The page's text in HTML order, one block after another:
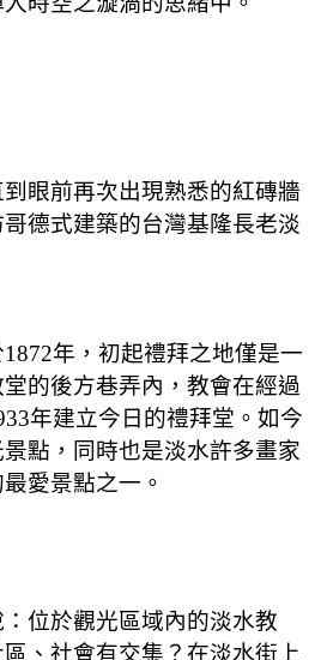
眼前再次出現熟悉的紅磚牆
德式建築的台灣基隆長老淡
年，初起禮拜之地僅是一
的後方巷弄內，教會在經過
年建立今日的禮拜堂。如今
點，同時也是淡水許多畫家
愛景點之一。
位於觀光區域內的淡水教
、社會有交集？在淡水街上